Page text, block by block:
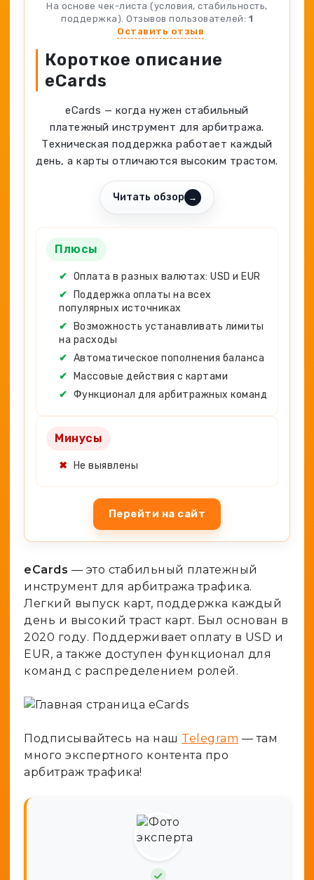
Spy-сервисы
Аккаунты
Проверка анонимности
Конвертер cookies
Генератор личности
На основе чек-листа (условия, стабильность,
поддержка). Отзывов пользователей: 1
Оставить отзыв
Короткое описание
eCards
eCards — когда нужен стабильный
платежный инструмент для арбитража.
Техническая поддержка работает каждый
день, а карты отличаются высоким трастом.
Читать обзор →
Плюсы
✔ Оплата в разных валютах: USD и EUR
✔
Поддержка оплаты на всех
популярных источниках
✔
Возможность устанавливать лимиты
на расходы
✔ Автоматическое пополнения баланса
✔
Массовые действия с картами
✔ Функционал для арбитражных команд
Минусы
✖ Не выявлены
Перейти на сайт
eCards — это стабильный платежный
инструмент для арбитража трафика.
Легкий выпуск карт, поддержка каждый
день и высокий траст карт. Был основан в
2020 году. Поддерживает оплату в USD и
EUR, а также доступен функционал для
команд с распределением ролей.
Подписывайтесь на наш Telegram — там
много экспертного контента про
арбитраж трафика!